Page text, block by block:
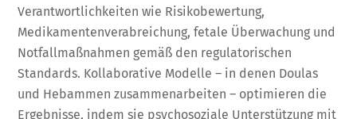
Verantwortlichkeiten wie Risikobewertung,
Medikamentenverabreichung, fetale Überwachung und
Notfallmaßnahmen gemäß den regulatorischen
Standards. Kollaborative Modelle – in denen Doulas
und Hebammen zusammenarbeiten – optimieren die
Ergebnisse, indem sie psychosoziale Unterstützung mit